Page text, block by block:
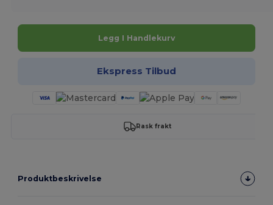
Legg I Handlekurv
Ekspress Tilbud
Rask frakt
Produktbeskrivelse